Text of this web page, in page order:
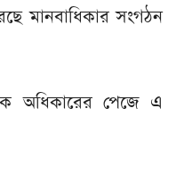
মানবাধিকার সংগঠন
অধিকারের পেজে এ